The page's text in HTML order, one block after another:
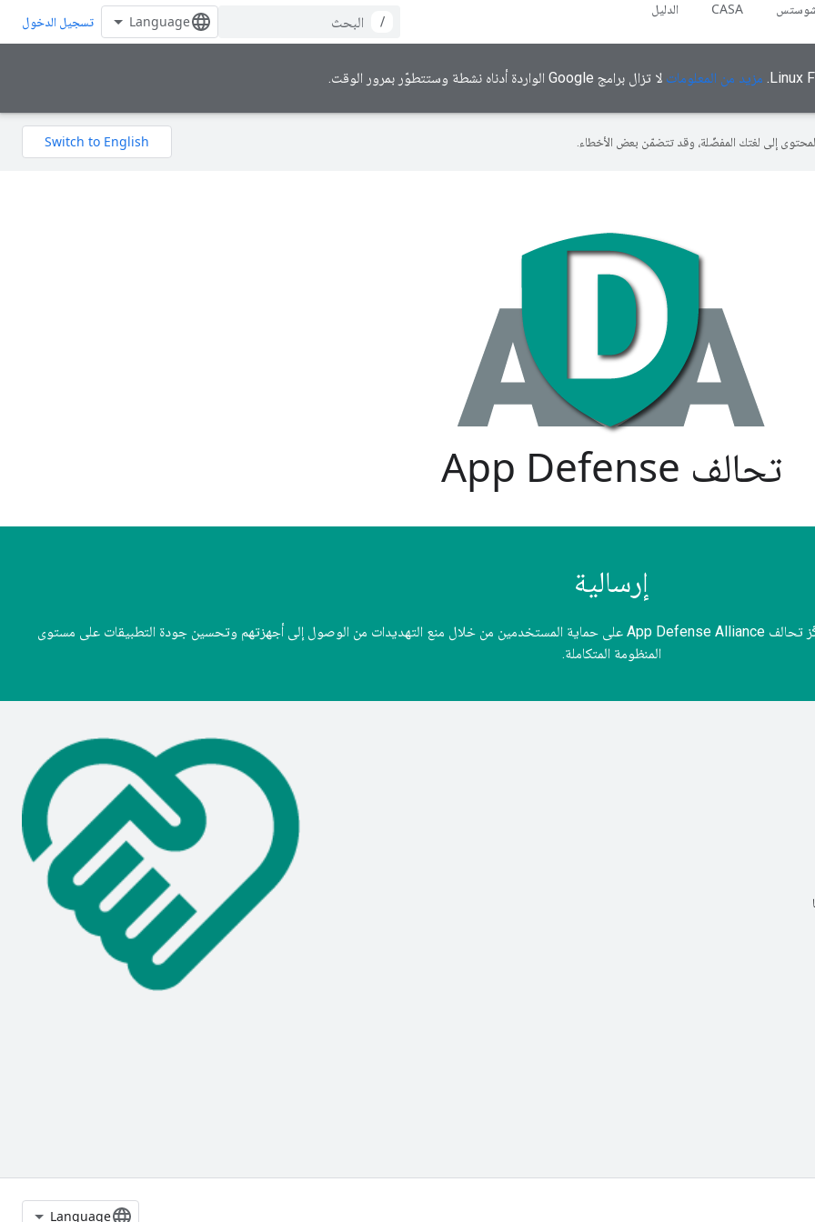
CASA الدليل
/ تسجيل الدخول
مزيد من المعلومات لا تزال برامج Google الواردة أدناه نشطة وستتطوّر بمرور الوقت.
تحالف App Defense
إرسالية
ضمان أمان Google Play والمنظومة المتكاملة للتطبيقات بشكل عام يركّز تحالف App Defense Alliance على حماية المستخدمين من خلال منع التهديدات من الوصول إلى أجهزتهم وتحسين جودة التطبيقات على مستوى
المنظومة المتكاملة.